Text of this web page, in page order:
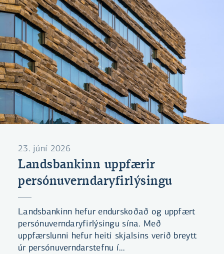
23. júní 2026
Landsbankinn uppfærir
persónuverndaryfirlýsingu
Landsbankinn hefur endurskoðað og uppfært
persónuverndaryfirlýsingu sína. Með
uppfærslunni hefur heiti skjalsins verið breytt
úr persónuverndarstefnu í